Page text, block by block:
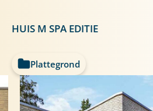
HUIS M SPA EDITIE
Plattegrond